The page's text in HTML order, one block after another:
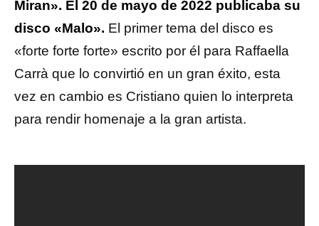
Miran». El 20 de mayo de 2022 publicaba su
disco «Malo». El primer tema del disco es
«forte forte forte» escrito por él para Raffaella
Carrà que lo convirtió en un gran éxito, esta
vez en cambio es Cristiano quien lo interpreta
para rendir homenaje a la gran artista.